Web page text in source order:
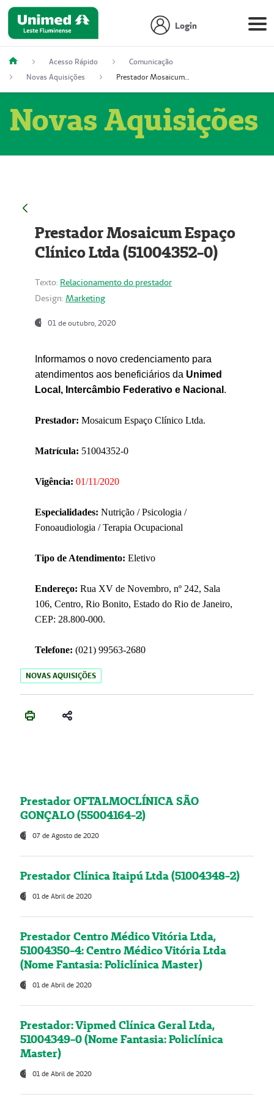
Login
Acesso Rápido
Comunicação
Novas Aquisições
Prestador Mosaicum Espaço Clínico Ltda (51004352-0)
Novas Aquisições
Prestador Mosaicum Espaço
Clínico Ltda (51004352-0)
Texto: Relacionamento do prestador
Design: Marketing
01 de outubro, 2020
Informamos o novo credenciamento para
atendimentos aos beneficiários da Unimed
Local, Intercâmbio Federativo e Nacional .
Prestador: Mosaicum Espaço Clínico Ltda.
Matrícula: 51004352-0
Vigência: 01/11/2020
Especialidades: Nutrição / Psicologia /
Fonoaudiologia / Terapia Ocupacional
Tipo de Atendimento: Eletivo
Endereço: Rua XV de Novembro, nº 242, Sala
106, Centro, Rio Bonito, Estado do Rio de Janeiro,
CEP: 28.800-000.
Telefone: (021) 99563-2680
NOVAS AQUISIÇÕES
Prestador OFTALMOCLÍNICA SÃO
GONÇALO (55004164-2)
07 de Agosto de 2020
Prestador Clínica Itaipú Ltda (51004348-2)
01 de Abril de 2020
Prestador Centro Médico Vitória Ltda,
51004350-4: Centro Médico Vitória Ltda
(Nome Fantasia: Policlínica Master)
01 de Abril de 2020
Prestador: Vipmed Clínica Geral Ltda,
51004349-0 (Nome Fantasia: Policlínica
Master)
01 de Abril de 2020